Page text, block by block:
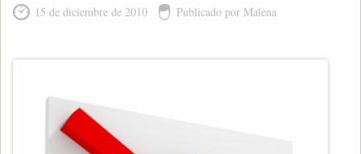
15 de diciembre de 2010 Publicado por Malena